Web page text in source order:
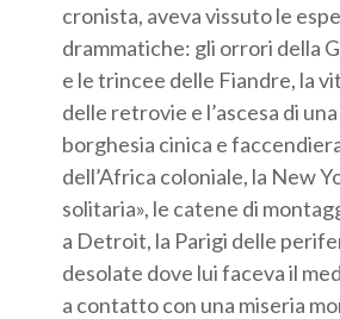
cronista, aveva vissuto le
drammatiche: gli orrori della
e le trincee delle Fiandre, la
delle retrovie e l’ascesa di
borghesia cinica e
dell’Africa coloniale, la New
solitaria», le catene di
a Detroit, la Parigi delle
desolate dove lui faceva il
a contatto con una miseria